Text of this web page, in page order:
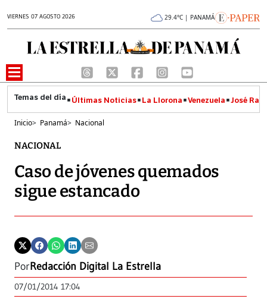
VIERNES 07 AGOSTO 2026 29.4°C | PANAMÁ
Últimas Noticias La Llorona Venezuela José
Inicio> Panamá> Nacional
NACIONAL
Caso de jóvenes quemados
sigue estancado
PorRedacción Digital La Estrella
07/01/2014 17:04